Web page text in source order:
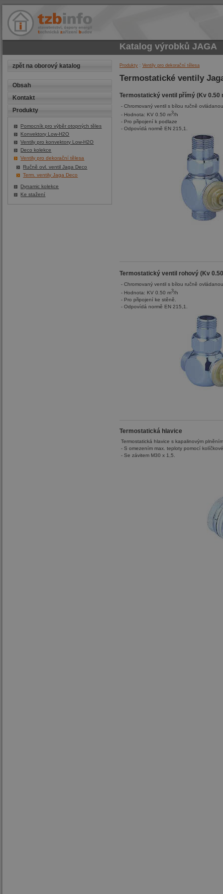
Produkty : Ventily pro dekorační tělesa
Termostatické ventily
Termostatický ventil přímý (Kv 0.50
- Chromovaný ventil s bílou ručně
- Hodnota: KV 0.50 m3/h
- Pro připojení k podlaze
- Odpovídá normě EN 215,1.
Termostatický ventil rohový (Kv
- Chromovaný ventil s bílou ručně
- Hodnota: KV 0.50 m3/h
- Pro připojení ke stěně.
- Odpovídá normě EN 215,1.
Termostatická hlavice
Termostatická hlavice s kapalinovým
- S omezením max. teploty pomocí
- Se závitem M30 x 1,5.
zpět na oborový katalog
Obsah
Kontakt
Produkty
Pomocník pro výběr otopných těles
Konvektory Low-H2O
Ventily pro konvektory Low-H2O
Deco kolekce
Ventily pro dekorační tělesa
Ručně ovl. ventil Jaga Deco
Term. ventily Jaga Deco
Dynamic kolekce
Ke stažení
Katalog výrobků JAGA